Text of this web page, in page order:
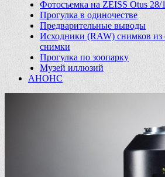
Фотосъемка на ZEISS Otus 28/
Прогулка в одиночестве
Предварительные выводы
Исходники (RAW) снимков из
снимки
Прогулка по зоопарку
Музей иллюзий
АНОНС